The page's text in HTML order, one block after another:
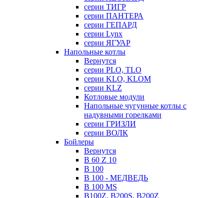
серии ТИГР
серии ПАНТЕРА
серии ГЕПАРД
серии Lynx
серии ЯГУАР
Напольные котлы
Вернутся
серии PLO, TLO
серии KLO, KLOM
серии KLZ
Котловые модули
Напольные чугунные котлы с
надувными горелками
серии ГРИЗЛИ
серии ВОЛК
Бойлеры
Вернутся
B 60 Z 10
B 100
B 100 - МЕДВЕДЬ
B 100 MS
B100Z, B200S, B200Z